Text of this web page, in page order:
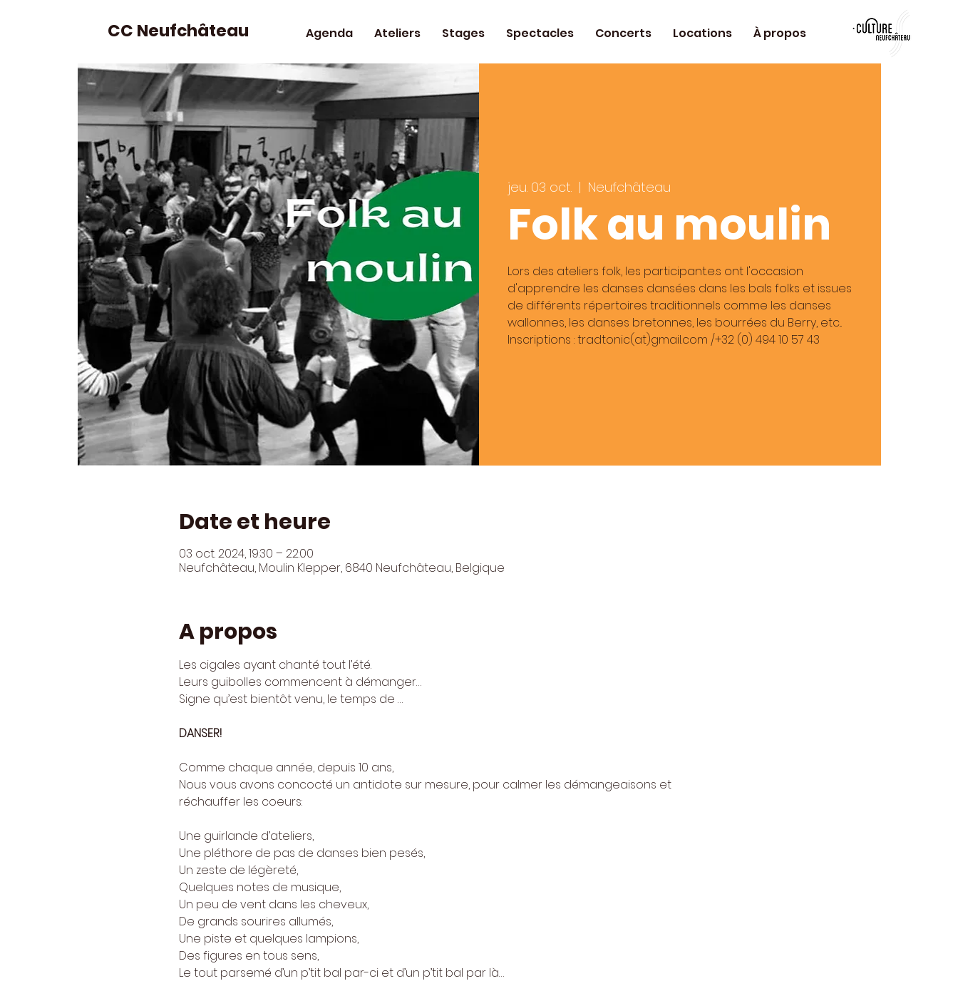
CC Neufchâteau Agenda Ateliers Stages Spectacles Concerts Locations À propos
jeu. 03 oct.
  |
Neufchâteau
Folk au moulin
Lors des ateliers folk, les participant.e.s ont l'occasion
d'apprendre les danses dansées dans les bals folks et issues
de différents répertoires traditionnels comme les danses
wallonnes, les danses bretonnes, les bourrées du Berry, etc...
Inscriptions : tradtonic(at)gmail.com /+32 (0) 494 10 57 43
Date et heure
03 oct. 2024, 19:30 – 22:00
Neufchâteau, Moulin Klepper, 6840 Neufchâteau, Belgique
A propos
Les cigales ayant chanté tout l’été.
Leurs guibolles commencent à démanger…
Signe qu’est bientôt venu, le temps de …
DANSER!
Comme chaque année, depuis 10 ans,
Nous vous avons concocté un antidote sur mesure, pour calmer les démangeaisons et
réchauffer les coeurs:
Une guirlande d’ateliers,
Une pléthore de pas de danses bien pesés,
Un zeste de légèreté,
Quelques notes de musique,
Un peu de vent dans les cheveux,
De grands sourires allumés,
Une piste et quelques lampions,
Des figures en tous sens,
Le tout parsemé d’un p’tit bal par-ci et d’un p’tit bal par là…